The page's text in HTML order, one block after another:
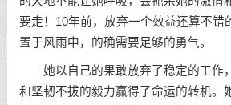
要走！10年前，放弃一个效益还算不错
置于风雨中，的确需要足够的勇气。
她以自己的果敢放弃了稳定的工作
和坚韧不拔的毅力赢得了命运的转机。